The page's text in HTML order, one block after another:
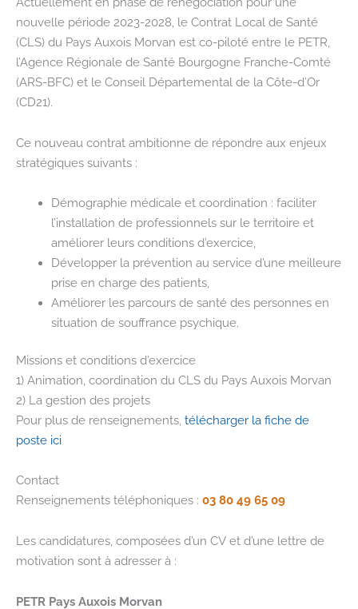
nouvelle période 2023-2028, le Contrat Local de Santé
(CLS) du Pays Auxois Morvan est co-piloté entre le PETR,
l’Agence Régionale de Santé Bourgogne Franche-Comté
(ARS-BFC) et le Conseil Départemental de la Côte-d’Or
(CD21).
Ce nouveau contrat ambitionne de répondre aux enjeux
stratégiques suivants :
Démographie médicale et coordination : faciliter
l’installation de professionnels sur le territoire et
améliorer leurs conditions d’exercice,
Développer la prévention au service d’une meilleure
prise en charge des patients,
Améliorer les parcours de santé des personnes en
situation de souffrance psychique.
Missions et conditions d’exercice
1) Animation, coordination du CLS du Pays Auxois Morvan
2) La gestion des projets
Pour plus de renseignements, télécharger la fiche de
poste ici
Contact
Renseignements téléphoniques : 03 80 49 65 09
Les candidatures, composées d’un CV et d’une lettre de
motivation sont à adresser à :
PETR Pays Auxois Morvan